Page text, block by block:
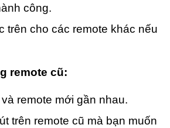
công.
trên cho các remote khác nếu
remote cũ:
remote mới gần nhau.
trên remote cũ mà bạn muốn